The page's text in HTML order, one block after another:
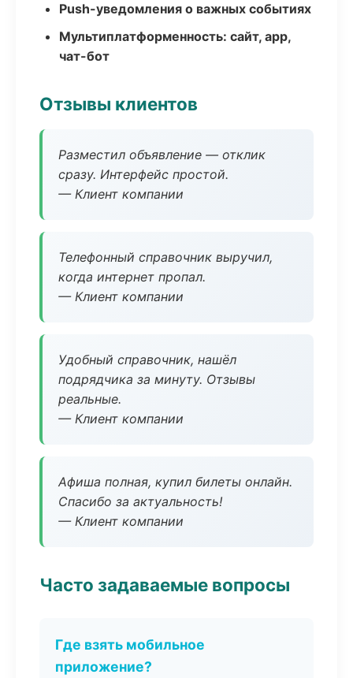
Push-уведомления о важных событиях
Мультиплатформенность: сайт, app,
чат-бот
Отзывы клиентов
Разместил объявление — отклик
сразу. Интерфейс простой.
— Клиент компании
Телефонный справочник выручил,
когда интернет пропал.
— Клиент компании
Удобный справочник, нашёл
подрядчика за минуту. Отзывы
реальные.
— Клиент компании
Афиша полная, купил билеты онлайн.
Спасибо за актуальность!
— Клиент компании
Часто задаваемые вопросы
Где взять мобильное
приложение?